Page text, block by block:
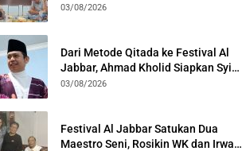
Sulthon Paparkan Visi PWI Jabar di
03/08/2026
Dari Metode Qitada ke Festival Al
Jabbar, Ahmad Kholid Siapkan Syiar
Al-Qur’an Lewat Nada
03/08/2026
Festival Al Jabbar Satukan Dua
Maestro Seni, Rosikin WK dan Irwan